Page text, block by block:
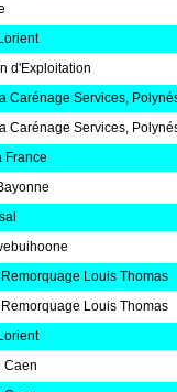
d'Exploitation
Carénage Services,
Carénage Services,
France
Louis Thomas
Louis Thomas
Caen